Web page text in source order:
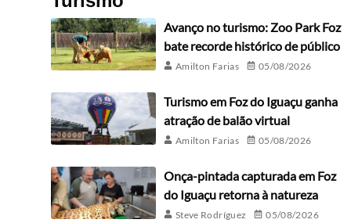
Avanço no turismo: Zoo Park Foz
bate recorde histórico de público
Amilton Farias 05/08/2026
Turismo em Foz do Iguaçu ganha
atração de balão virtual
Amilton Farias 05/08/2026
Onça-pintada capturada em Foz
do Iguaçu retorna à natureza
Steve Rodríguez 05/08/2026